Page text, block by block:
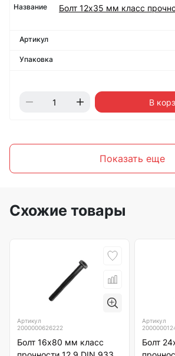
Болт 12х35 мм класс
В
Показать еще
Схожие товары
Артикул
2000000626222
Болт 16х80 мм класс
Артикул
Болт